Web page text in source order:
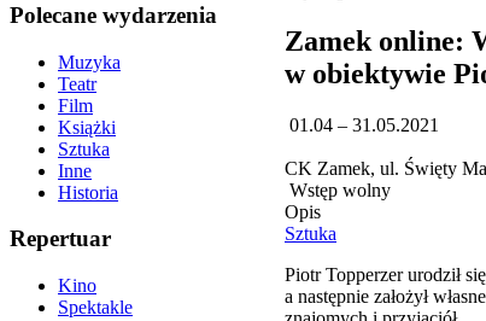
Polecane wydarzenia
Muzyka
Teatr
Film
Książki
Sztuka
Inne
Historia
Repertuar
Kino
Spektakle
Zamek online:
w obiektywie
01.04 – 31.05.2021
CK Zamek, ul. Święty
Wstęp wolny
Opis
Sztuka
Piotr Topperzer urodził
a następnie założył